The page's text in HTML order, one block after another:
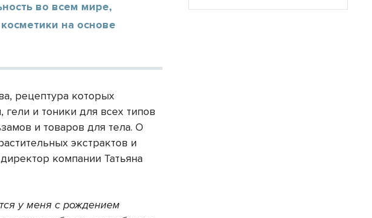
во всем мире,
на основе
рецептура которых
и тоники для всех типов
и товаров для тела. О
экстрактов и
компании Татьяна
у меня с рождением